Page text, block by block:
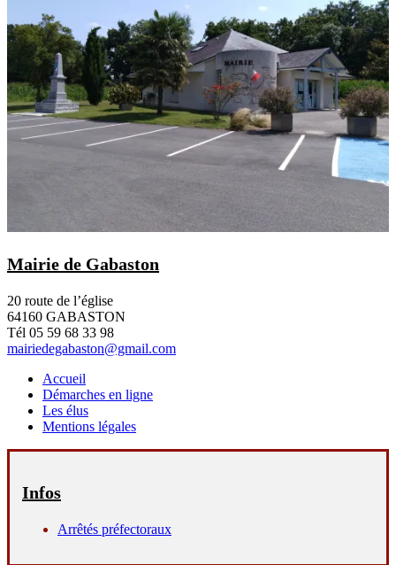
Mairie de Gabaston
20 route de l’église
64160 GABASTON
Tél 05 59 68 33 98
mairiedegabaston@gmail.com
Accueil
Démarches en ligne
Les élus
Mentions légales
Infos
Arrêtés préfectoraux